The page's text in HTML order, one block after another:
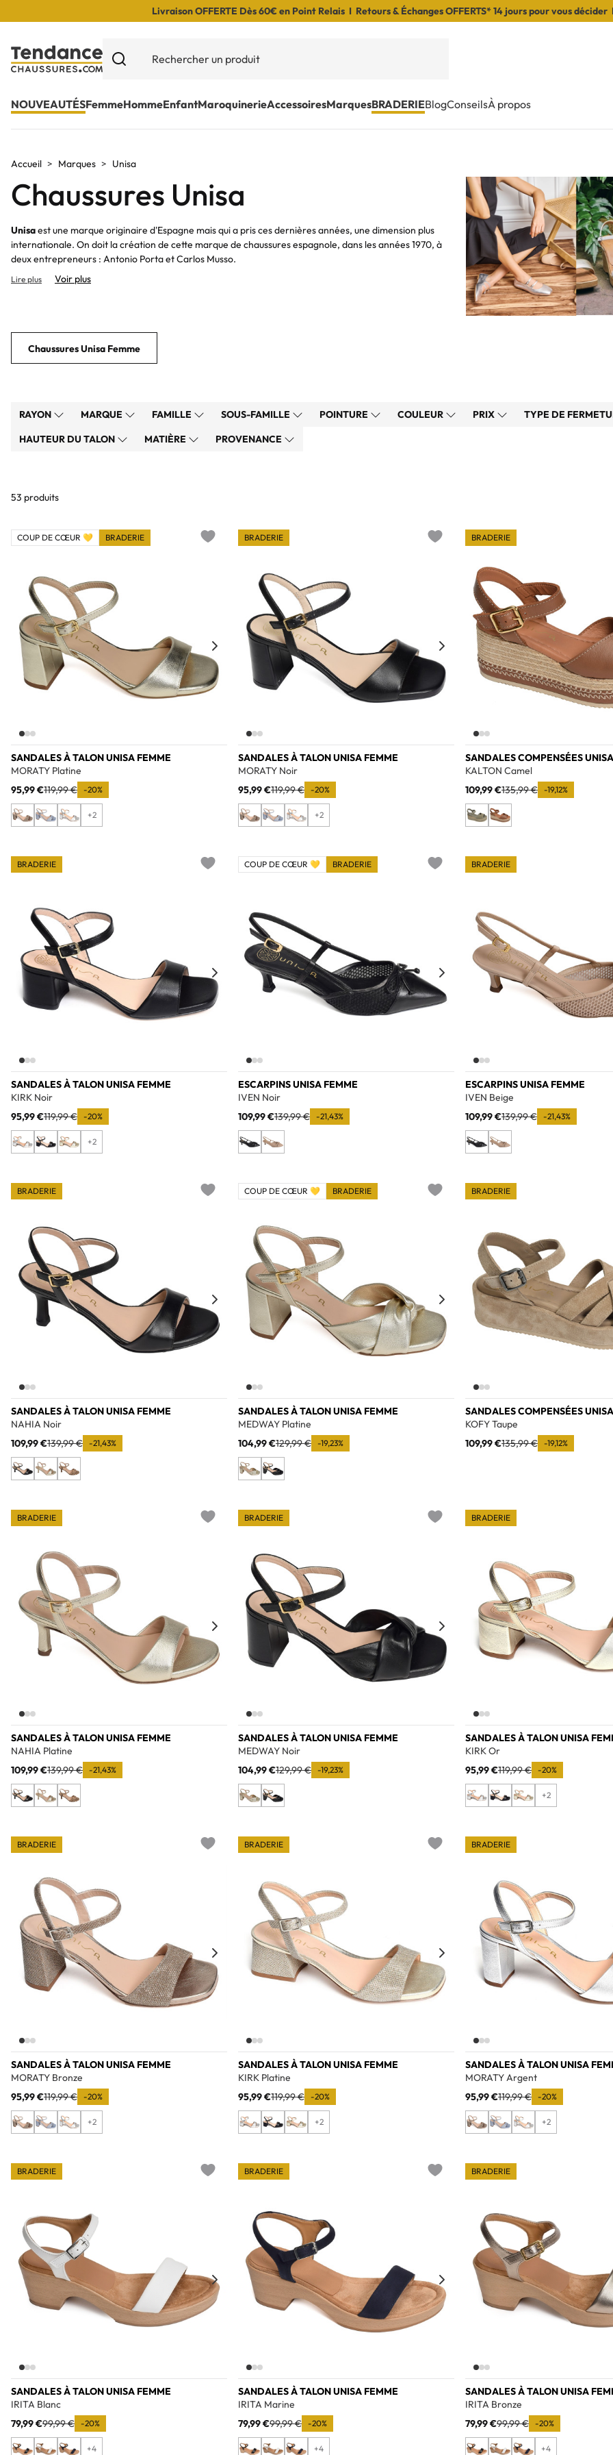
Livraison OFFERTE Dès 60€ en Point Relais I Retours & Échanges OFFERTS* 14 jours pour vous
NOUVEAUTÉSFemmeHommeEnfantMaroquinerieAccessoiresMarquesBRADERIEBlogConseilsÀ propos
Accueil Marques Unisa
Chaussures Unisa
Unisaest une marque originaire d'Espagne mais qui a pris ces dernières années, une dimension plus
internationale. On doit la création de cette marque de chaussures espagnole, dans les années 1970, à
deux entrepreneurs : Antonio Porta et Carlos Musso.
Sur notre e-shop, vous pourrez découvrir des
Lire plus Voir plus
Chaussures Unisa Femme
RAYON MARQUE FAMILLE SOUS-FAMILLE POINTURE COULEUR PRIX TYPE DE
HAUTEUR DU TALON
MATIÈRE PROVENANCE
53 produits
SANDALES À TALON UNISA FEMME
MORATY Platine
95,99 €119,99 € -20%
+2
COUP DE CŒUR 💛 BRADERIE
SANDALES À TALON UNISA FEMME
MORATY Noir
95,99 €119,99 € -20%
+2
BRADERIE
SANDALES COMPENSÉES
KALTON Camel
109,99 €135,99 € -19,12%
BRADERIE
SANDALES À TALON UNISA FEMME
KIRK Noir
95,99 €119,99 € -20%
+2
BRADERIE
ESCARPINS UNISA FEMME
IVEN Noir
109,99 €139,99 € -21,43%
COUP DE CŒUR 💛 BRADERIE
ESCARPINS UNISA FEMME
IVEN Beige
109,99 €139,99 € -21,43%
BRADERIE
SANDALES À TALON UNISA FEMME
NAHIA Noir
109,99 €139,99 € -21,43%
BRADERIE
SANDALES À TALON UNISA FEMME
MEDWAY Platine
104,99 €129,99 € -19,23%
COUP DE CŒUR 💛 BRADERIE
SANDALES COMPENSÉES
KOFY Taupe
109,99 €135,99 € -19,12%
BRADERIE
SANDALES À TALON UNISA FEMME
NAHIA Platine
109,99 €139,99 € -21,43%
BRADERIE
SANDALES À TALON UNISA FEMME
MEDWAY Noir
104,99 €129,99 € -19,23%
BRADERIE
SANDALES À TALON UNISA
KIRK Or
95,99 €119,99 € -20%
+2
BRADERIE
SANDALES À TALON UNISA FEMME
MORATY Bronze
95,99 €119,99 € -20%
+2
BRADERIE
SANDALES À TALON UNISA FEMME
KIRK Platine
95,99 €119,99 € -20%
+2
BRADERIE
SANDALES À TALON UNISA
MORATY Argent
95,99 €119,99 € -20%
+2
BRADERIE
SANDALES À TALON UNISA FEMME
IRITA Blanc
79,99 €99,99 € -20%
+4
BRADERIE
SANDALES À TALON UNISA FEMME
IRITA Marine
79,99 €99,99 € -20%
+4
BRADERIE
SANDALES À TALON UNISA
IRITA Bronze
79,99 €99,99 € -20%
+4
BRADERIE